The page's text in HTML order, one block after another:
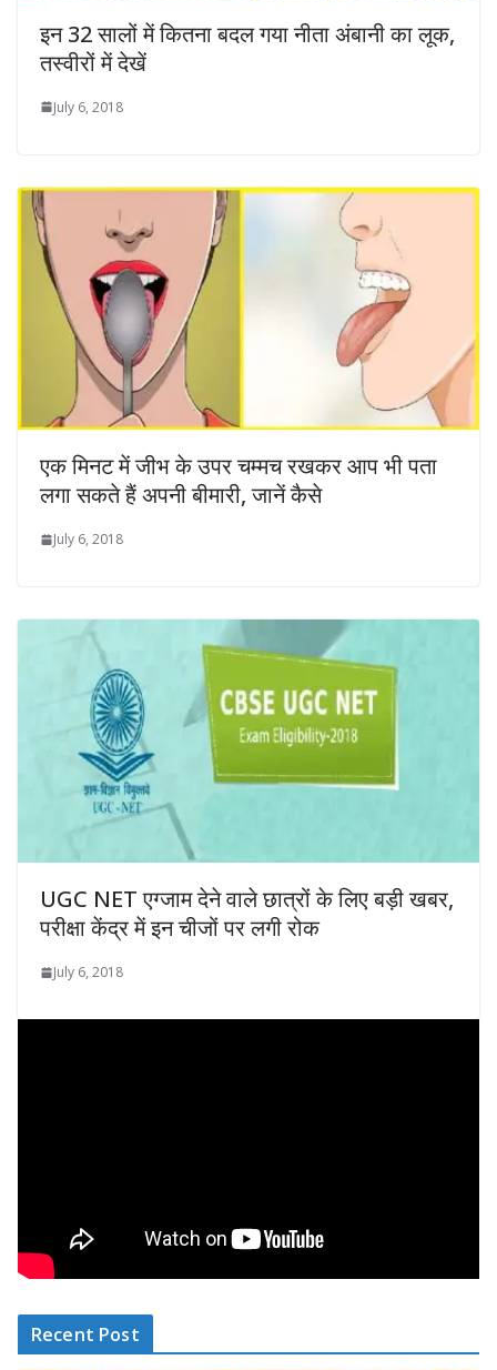
इन 32 सालों में कितना बदल गया नीता अंबानी का लूक,
तस्‍वीरों में देखें
July 6, 2018
एक मिनट में जीभ के उपर चम्मच रखकर आप भी पता
लगा सकते हैं अपनी बीमारी, जानें कैसे
July 6, 2018
UGC NET एग्‍जाम देने वाले छात्रों के लिए बड़ी खबर,
परीक्षा केंद्र में इन चीजों पर लगी रोक
July 6, 2018
Recent Post